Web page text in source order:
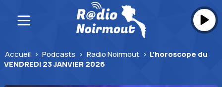
Accueil > Podcasts > Radio Noirmout > L’horoscope du
VENDREDI 23 JANVIER 2026